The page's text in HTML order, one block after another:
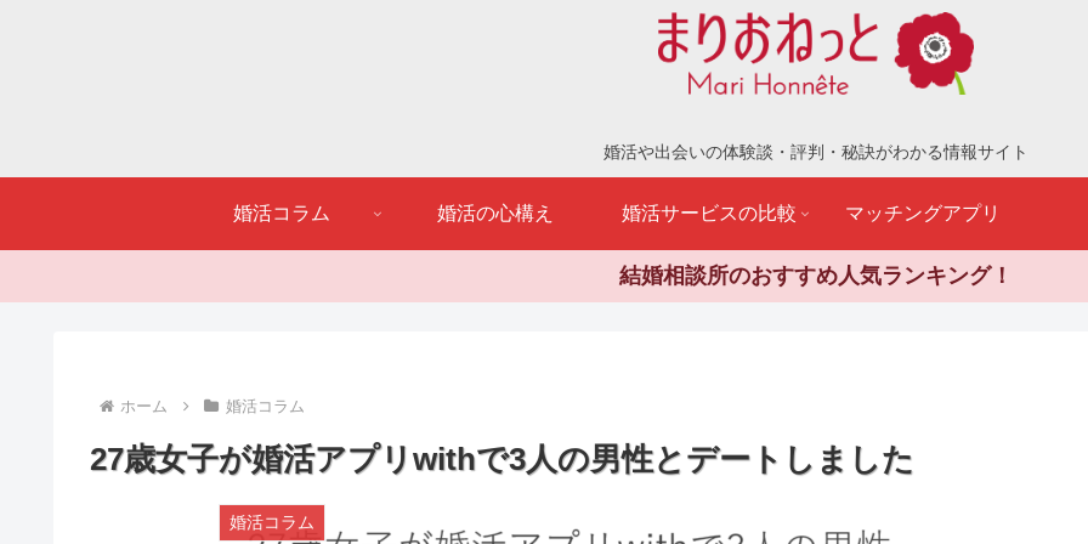
婚活や出会いの体験談・評判・秘訣がわかる情報サイト
婚活コラム 婚活の心構え 婚活サービスの比較 マッチングアプリ
結婚相談所のおすすめ人気ランキング！
ホーム 婚活コラム
27歳女子が婚活アプリwithで3人の男性とデートしました
婚活コラム